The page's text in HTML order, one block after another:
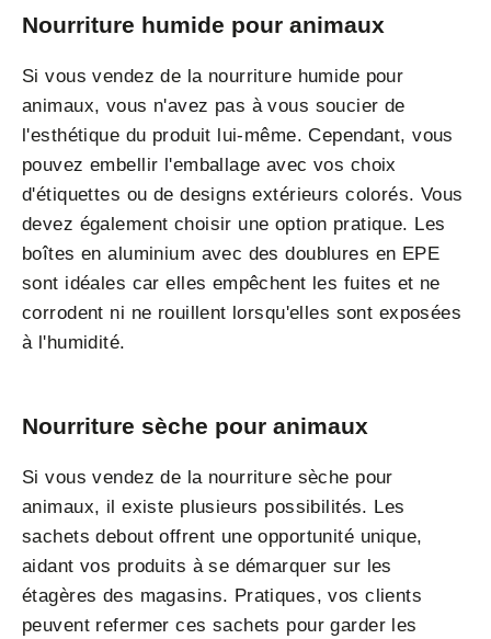
Nourriture humide pour animaux
Si vous vendez de la nourriture humide pour
animaux, vous n'avez pas à vous soucier de
l'esthétique du produit lui-même. Cependant, vous
pouvez embellir l'emballage avec vos choix
d'étiquettes ou de designs extérieurs colorés. Vous
devez également choisir une option pratique. Les
boîtes en aluminium avec des doublures en EPE
sont idéales car elles empêchent les fuites et ne
corrodent ni ne rouillent lorsqu'elles sont exposées
à l'humidité.
Nourriture sèche pour animaux
Si vous vendez de la nourriture sèche pour
animaux, il existe plusieurs possibilités. Les
sachets debout offrent une opportunité unique,
aidant vos produits à se démarquer sur les
étagères des magasins. Pratiques, vos clients
peuvent refermer ces sachets pour garder les